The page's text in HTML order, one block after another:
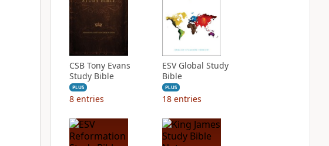
CSB Tony Evans
Study Bible
PLUS
8 entries
ESV Global Study
Bible
PLUS
18 entries